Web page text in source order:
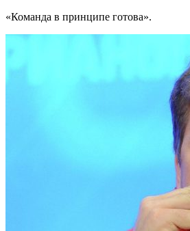
«Команда в принципе готова».